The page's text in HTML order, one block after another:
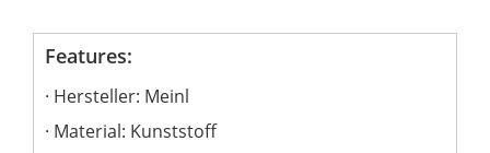
Features:
Hersteller: Meinl
Material: Kunststoff